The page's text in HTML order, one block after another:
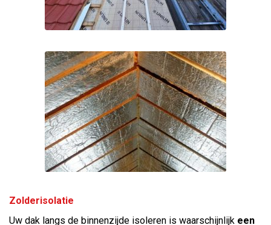
Zolderisolatie
Uw dak langs de binnenzijde isoleren is waarschijnlijk een